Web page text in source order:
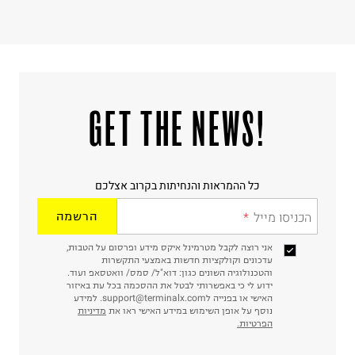
!GET THE NEWS
כל ההמראות והנחיתות בקרוב אצלכם
הכניסו מייל הרשמה
אני רוצה לקבל מטרמינל איקס מידע ופרסום על הטבות,
עדכונים וקולקציות חדשות באמצעי התקשרות
והטכנולוגיה השונים כגון: דוא"ל/ סמס/ וואטסאפ ועוד.
ידוע לי כי באפשרותי לבטל את ההסכמה בכל עת באיזור
האישי או בפנייה לsupport@terminalx.com. למידע
נוסף על אופן השימוש במידע האישי ראו את מדיניות
הפרטיות.